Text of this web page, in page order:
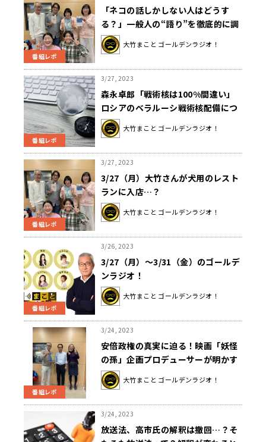
番組レポ
「ネコの話しかしない人はどうす
る？」一般人の“語り”を徹底的に調
べた社会学者に聞くインタビューの
極意
大竹まこと ゴールデンラジオ！
番組レポ
3/27, 2023
森永卓郎「戦術核は100%間違い」
ロシアのベラルーシ戦術核配備につ
いて語る
大竹まこと ゴールデンラジオ！
番組レポ
3/27, 2023
3/27（月）大竹さんが犬用のレスト
ランに入店…？
大竹まこと ゴールデンラジオ！
番組レポ
3/26, 2023
3/27（月）～3/31（金）のゴールデ
ンラジオ！
大竹まこと ゴールデンラジオ！
番組レポ
3/24, 2023
安倍政権の真実に迫る！映画「妖怪
の孫」企画プロデューサーが明かす
舞台裏…政治家はみんな逃げ出した
大竹まこと ゴールデンラジオ！
3/24, 2023
放送法、高市氏の解釈は撤回…？そ